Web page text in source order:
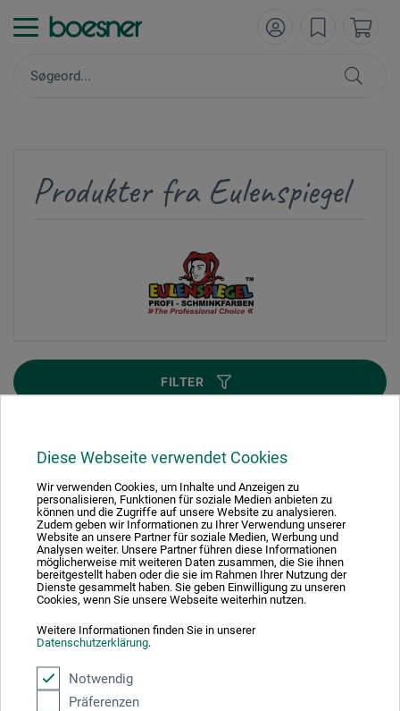
Diese Webseite verwendet Cookies
Wir verwenden Cookies, um Inhalte und Anzeigen zu
personalisieren, Funktionen für soziale Medien anbieten zu
können und die Zugriffe auf unsere Website zu analysieren.
Zudem geben wir Informationen zu Ihrer Verwendung unserer
Website an unsere Partner für soziale Medien, Werbung und
Analysen weiter. Unsere Partner führen diese Informationen
möglicherweise mit weiteren Daten zusammen, die Sie ihnen
bereitgestellt haben oder die sie im Rahmen Ihrer Nutzung der
Dienste gesammelt haben. Sie geben Einwilligung zu unseren
Cookies, wenn Sie unsere Webseite weiterhin nutzen.
Weitere Informationen finden Sie in unserer
Datenschutzerklärung.
Notwendig
Präferenzen
Produkter fra Eulenspiegel
FILTER
1
Absolut sikker
Betalingsmetoder